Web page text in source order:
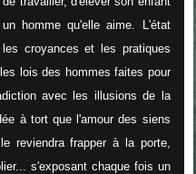
homme qu'elle aime. L'état
croyances et les pratiques
lois des hommes faites pour
avec les illusions de la
à tort que l'amour des siens
reviendra frapper à la porte,
s'exposant chaque fois un